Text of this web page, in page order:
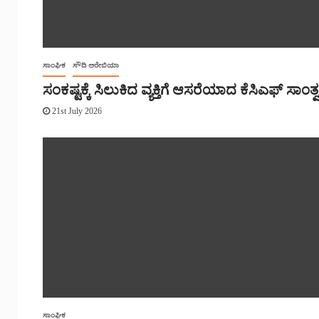
ಸಾಂಘಿಕ ಸೌದಿ ಅರೇಬಿಯಾ
ಸಂಕಷ್ಟಕ್ಕೆ ಸಿಲುಕಿದ ವ್ಯಕ್ತಿಗೆ ಆಸರೆಯಾದ ಕೆಸಿಎಫ್
21st July 2026
ಸಾಂಘಿಕ